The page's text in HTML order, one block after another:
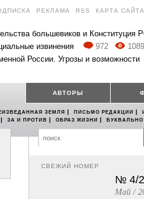
РЕКЛАМА RSS КАРТА САЙТА
большевиков и Конституция
извинения 972
России. Угрозы и возможности
АВТОРЫ
ЗЕМЛЯ | ПИСЬМО РЕДАКЦИИ |
| ЗА И ПРОТИВ | ОБРАЗ ЖИЗНИ | БУКВАЛЬНО
СВЕЖИЙ НОМЕР
№ 4/
Май /